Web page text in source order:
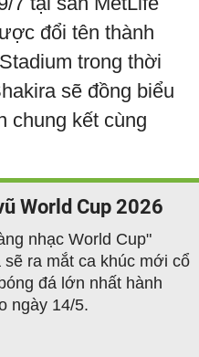
đổi tên thành
trong thời
sẽ đồng biểu
chung kết cùng
World Cup 2026
nhạc World Cup"
sẽ ra mắt ca khúc mới cổ
đá lớn nhất hành
ngày 14/5.